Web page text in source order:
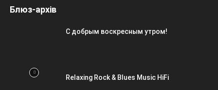
Блюз-архів
С добрым воскресным утром!
Relaxing Rock & Blues Music HiFi